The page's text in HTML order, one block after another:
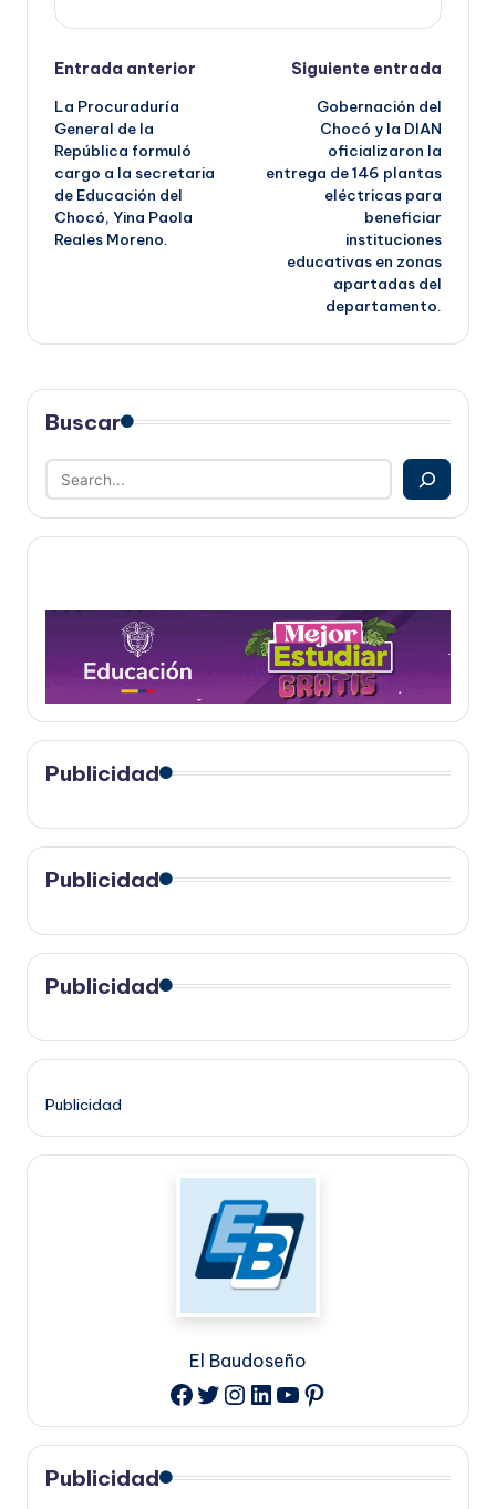
Navegación
de
entradas
Entrada anterior
La Procuraduría
General de la
República formuló
cargo a la secretaria
de Educación del
Chocó, Yina Paola
Reales Moreno.
Siguiente entrada
Gobernación del
Chocó y la DIAN
oficializaron la
entrega de 146 plantas
eléctricas para
beneficiar
instituciones
educativas en zonas
apartadas del
departamento.
Buscar
Publicidad
Publicidad
Publicidad
Publicidad
El Baudoseño
Facebook
Twitter
Instagram
LinkedIn
YouTube
Pinterest
Publicidad